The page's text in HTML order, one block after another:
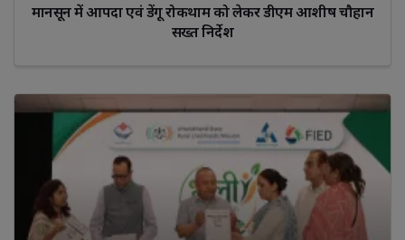
मानसून में आपदा एवं डेंगू रोकथाम को लेकर डीएम आशीष चौहान
सख्त निर्देश